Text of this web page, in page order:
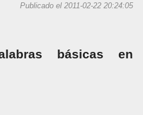
Publicado el 2011-02-22 20:24:05
básicas en